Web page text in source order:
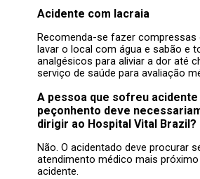
Acidente com lacraia
Recomenda-se fazer compressas
lavar o local com água e sabão e
analgésicos para aliviar a dor até
serviço de saúde para avaliação
A pessoa que sofreu acidente
peçonhento deve
dirigir ao Hospital Vital Brazil?
Não. O acidentado deve procurar
atendimento médico mais
acidente.